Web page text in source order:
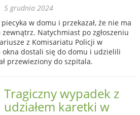
5 grudnia 2024
piecyka w domu i przekazał, że nie ma
zewnątrz. Natychmiast po zgłoszeniu
z Komisariatu Policji w
okna dostali się do domu i udzielili
przewieziony do szpitala.
Tragiczny wypadek z
udziałem karetki w